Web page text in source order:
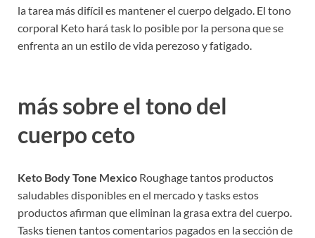
la tarea más difícil es mantener el cuerpo delgado. El tono
corporal Keto hará task lo posible por la persona que se
enfrenta an un estilo de vida perezoso y fatigado.
más sobre el tono del
cuerpo ceto
Keto Body Tone Mexico Roughage tantos productos
saludables disponibles en el mercado y tasks estos
productos afirman que eliminan la grasa extra del cuerpo.
Tasks tienen tantos comentarios pagados en la sección de